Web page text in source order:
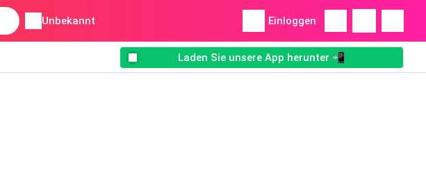
Unbekannt Einloggen
Laden Sie unsere App herunter 📲